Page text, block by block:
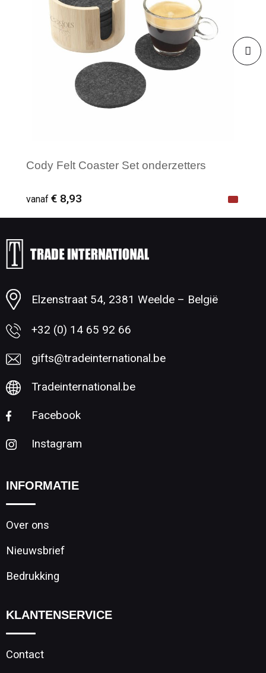
Cody Felt Coaster Set onderzetters
vanaf € 8,93
Minimale afname: 1
Elzenstraat 54, 2381 Weelde – België
+32 (0) 14 65 92 66
gifts@tradeinternational.be
Tradeinternational.be
Facebook
Instagram
INFORMATIE
Over ons
Nieuwsbrief
Bedrukking
KLANTENSERVICE
Contact